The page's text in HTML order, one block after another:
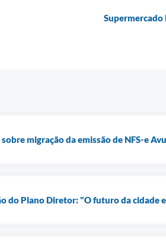
Supermercado
migração da emissão de NFS-e
do Plano Diretor: "O futuro da cidade